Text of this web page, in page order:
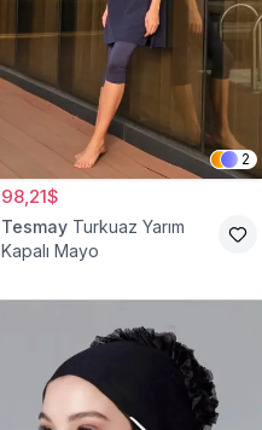
2
98,21$
Tesmay Turkuaz Yarım
Kapalı Mayo